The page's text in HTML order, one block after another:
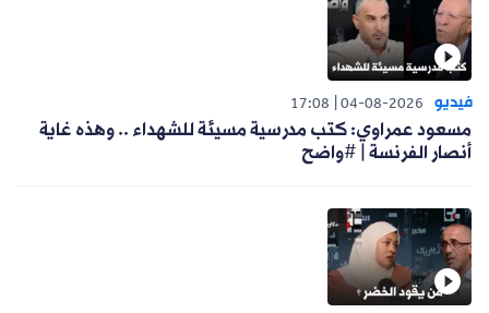
فيديو 04-08-2026
17:08
مسعود عمراوي: كتب مدرسية مسيئة للشهداء .. وهذه غاية
أنصار الفرنسة | #واضح